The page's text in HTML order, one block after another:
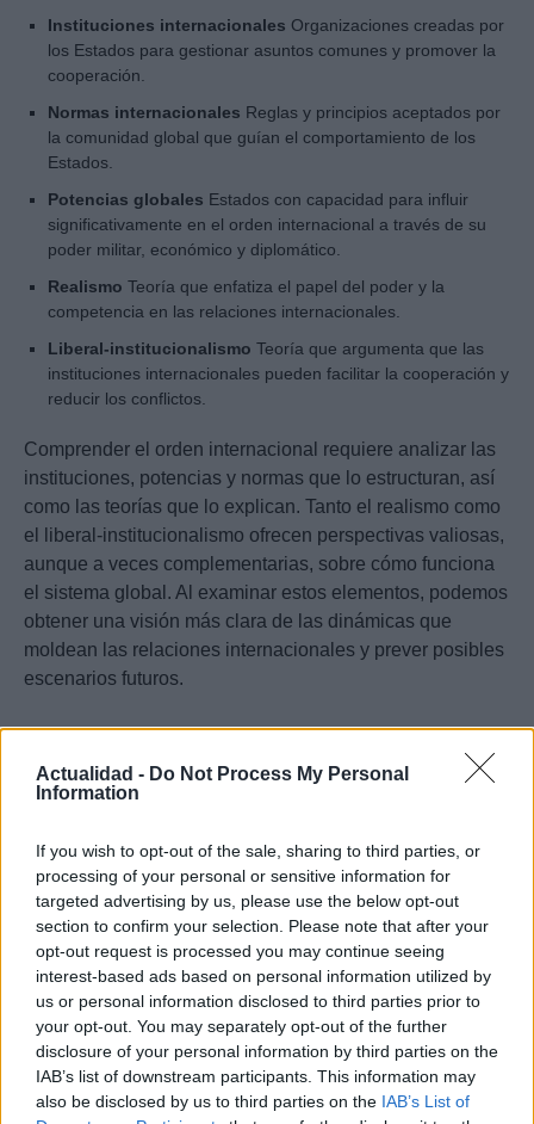
Actualidad - Do Not Process My Personal
Information
If you wish to opt-out of the sale, sharing to third parties, or
processing of your personal or sensitive information for
targeted advertising by us, please use the below opt-out
section to confirm your selection. Please note that after your
opt-out request is processed you may continue seeing
interest-based ads based on personal information utilized by
us or personal information disclosed to third parties prior to
your opt-out. You may separately opt-out of the further
disclosure of your personal information by third parties on the
IAB’s list of downstream participants. This information may
also be disclosed by us to third parties on the IAB’s List of
Instituciones internacionales Organizaciones creadas por
los Estados para gestionar asuntos comunes y promover la
cooperación.
Normas internacionales Reglas y principios aceptados por
la comunidad global que guían el comportamiento de los
Estados.
Potencias globales Estados con capacidad para influir
significativamente en el orden internacional a través de su
poder militar, económico y diplomático.
Realismo Teoría que enfatiza el papel del poder y la
competencia en las relaciones internacionales.
Liberal-institucionalismo Teoría que argumenta que las
instituciones internacionales pueden facilitar la cooperación y
reducir los conflictos.
Comprender el orden internacional requiere analizar las
instituciones, potencias y normas que lo estructuran, así
como las teorías que lo explican. Tanto el realismo como
el liberal-institucionalismo ofrecen perspectivas valiosas,
aunque a veces complementarias, sobre cómo funciona
el sistema global. Al examinar estos elementos, podemos
obtener una visión más clara de las dinámicas que
moldean las relaciones internacionales y prever posibles
escenarios futuros.
0:28 /
POWEREDAdhub
Diego Morales
Diego Morales escribe igual de bien sobre la táctica de un derbi
madrileño y una ruta gastronómica por Asturias. Periodismo deportivo
con contexto y crónica de viaje con itinerario real.